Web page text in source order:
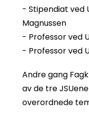
- Stipendiat ved
Magnussen
- Professor ved
- Professor ved
Andre gang
av de tre
overordnede